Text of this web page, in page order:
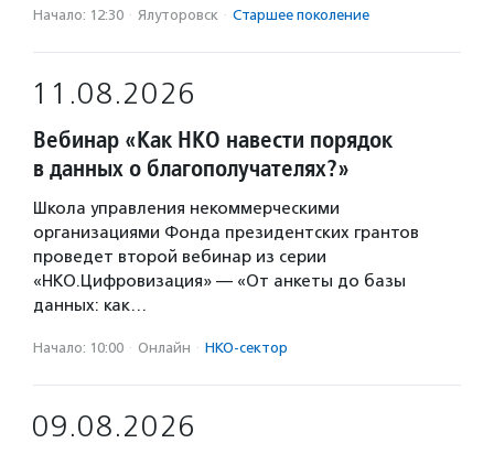
Начало: 12:30 · Ялуторовск · Старшее поколение
11.08.2026
Вебинар «Как НКО навести порядок
в данных о благополучателях?»
Школа управления некоммерческими
организациями Фонда президентских грантов
проведет второй вебинар из серии
«НКО.Цифровизация» — «От анкеты до базы
данных: как…
Начало: 10:00 · Онлайн · НКО-сектор
09.08.2026